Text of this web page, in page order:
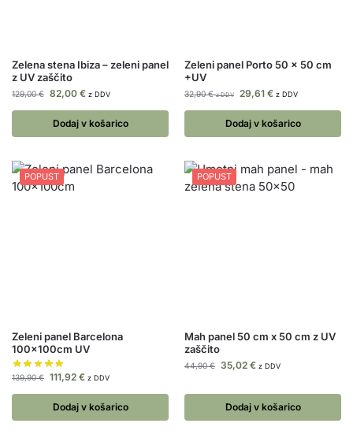
Zelena stena Ibiza – zeleni panel
z UV zaščito
129,00€ 82,00 € z DDV
Dodaj v košarico
Zeleni panel Porto 50 x 50 cm
+UV
32,90€ z DDV 29,61 € z DDV
Dodaj v košarico
POPUST
Zeleni panel Barcelona
100x100cm UV
139,90€ 111,92 € z DDV
Dodaj v košarico
POPUST
Mah panel 50 cm x 50 cm z UV
zaščito
44,90€ 35,02 € z DDV
Dodaj v košarico